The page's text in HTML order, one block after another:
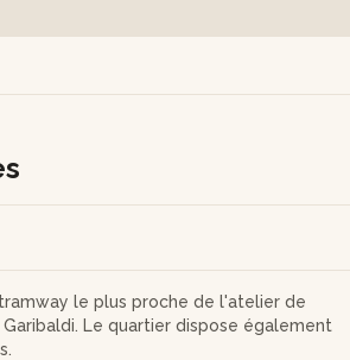
le plus proche de l'atelier de
Garibaldi. Le quartier dispose également